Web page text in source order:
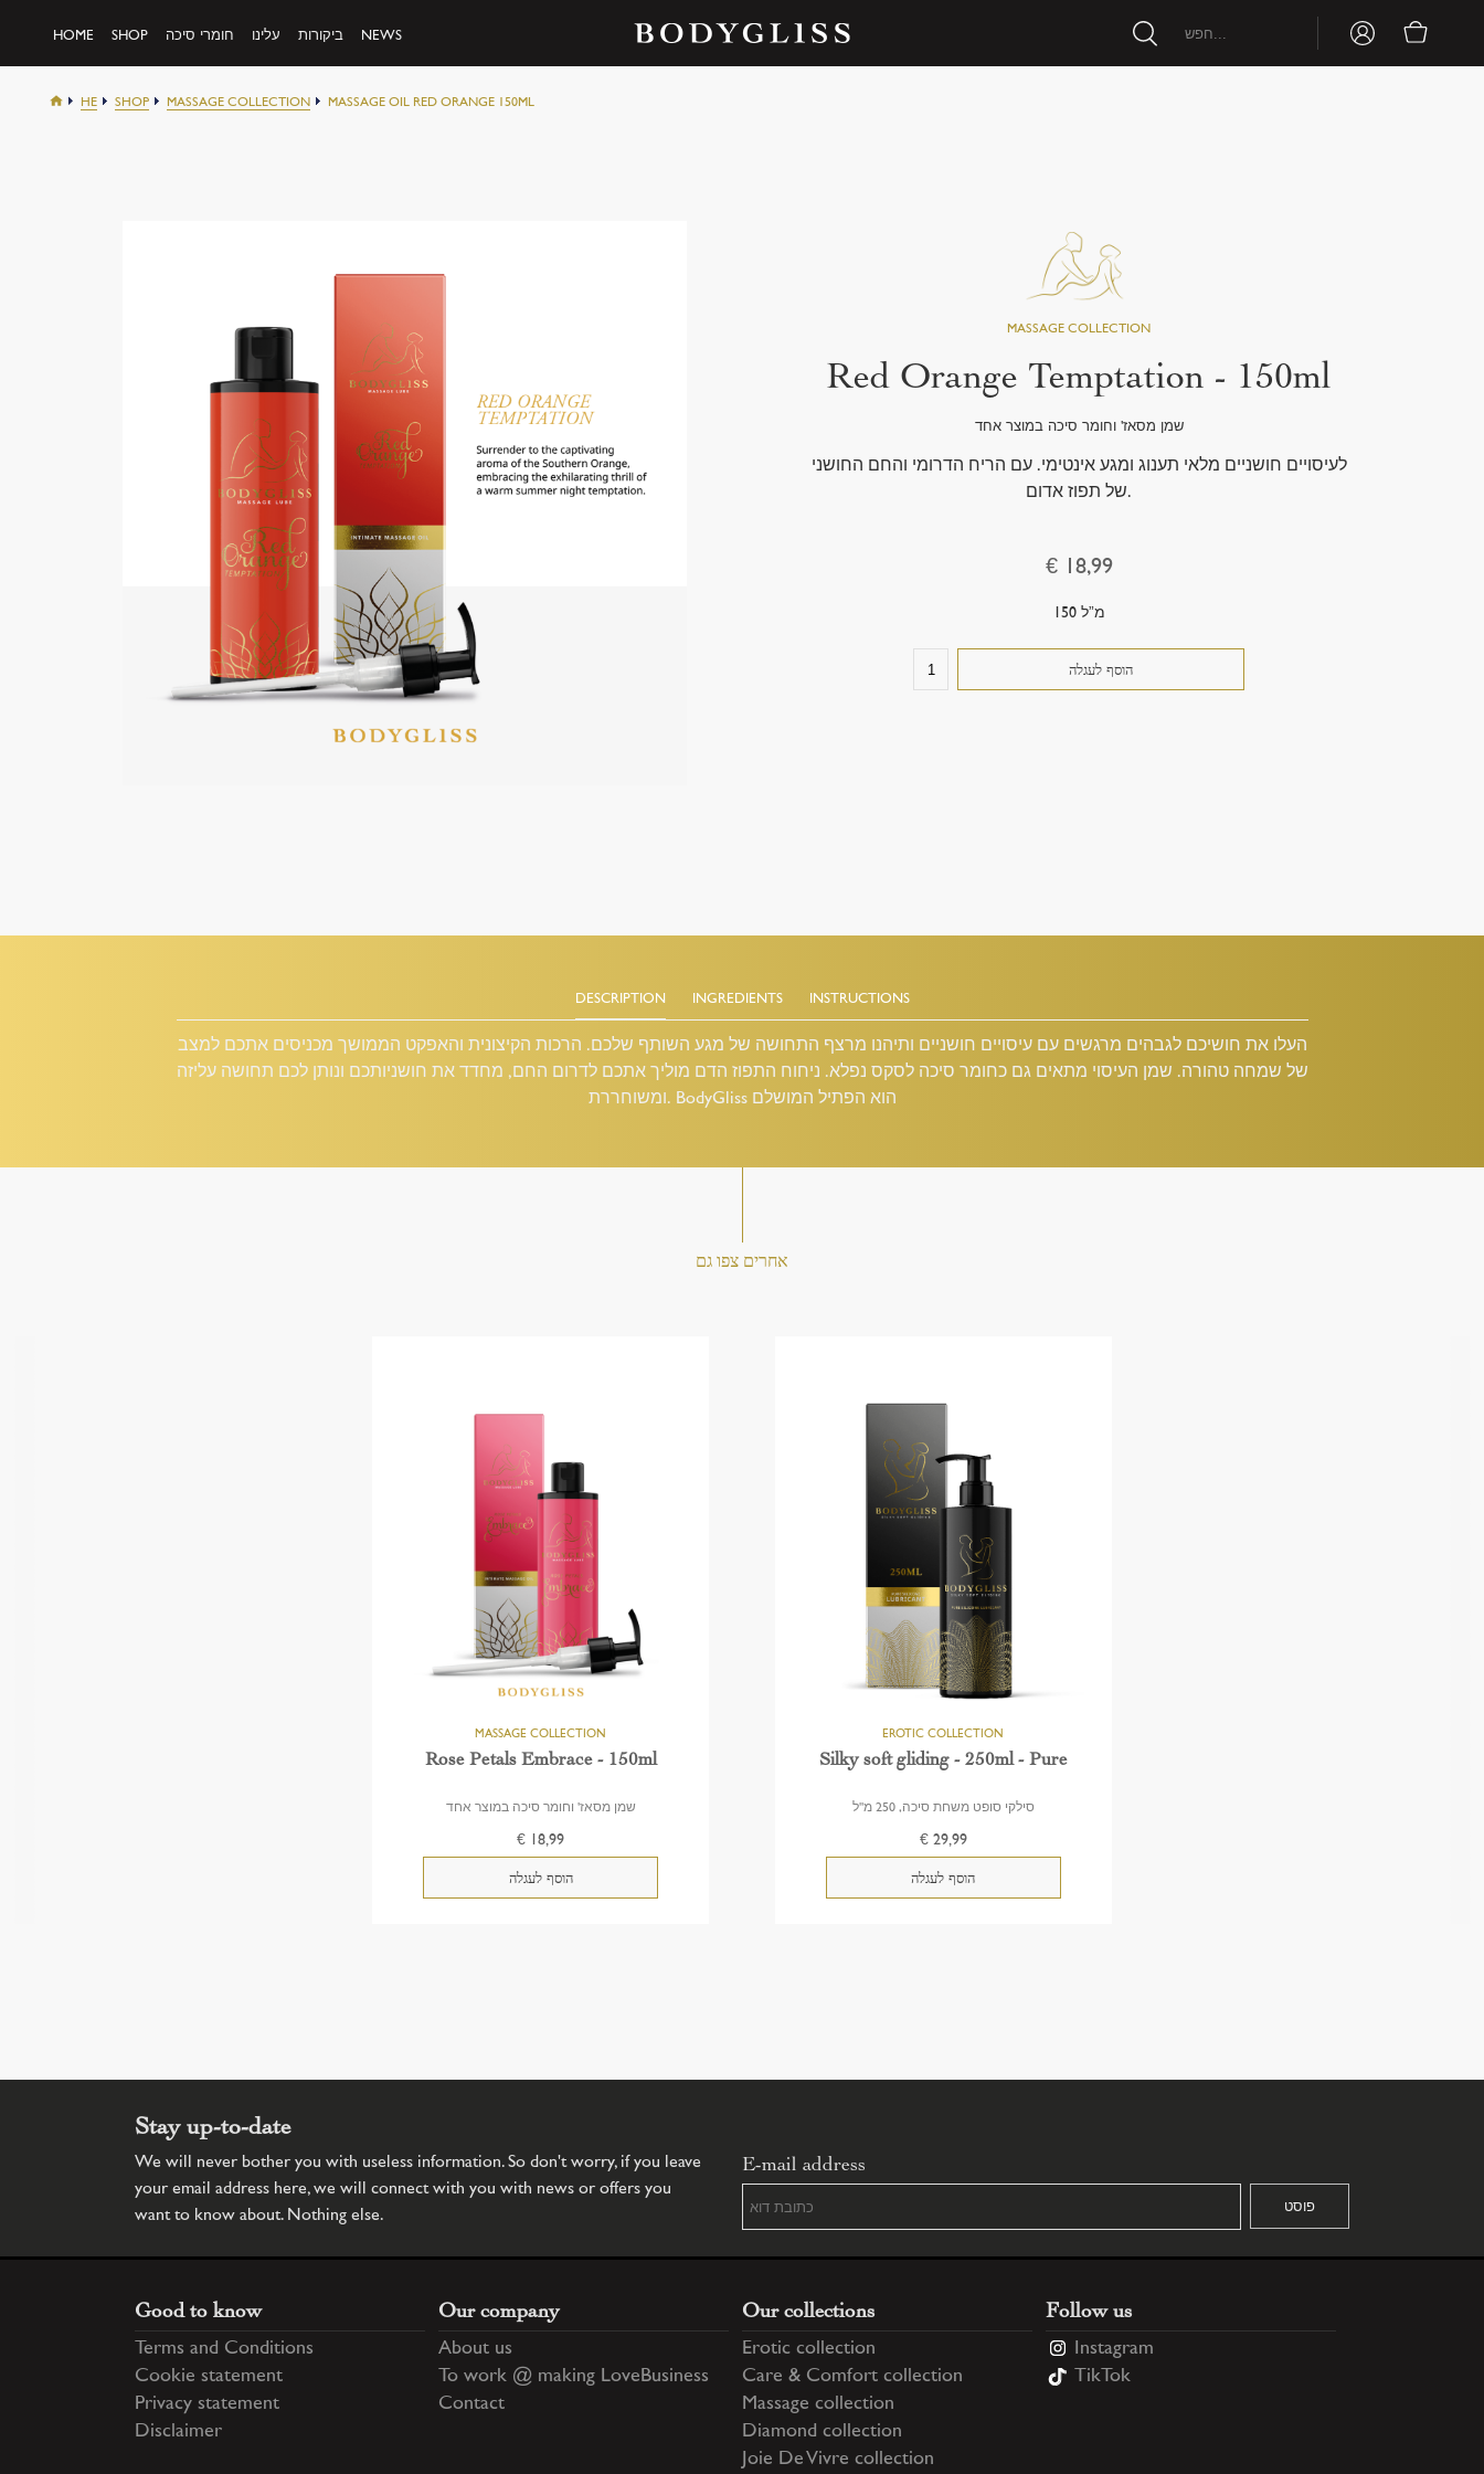
HOME SHOP חומרי סיכה עלינו ביקורות NEWS
HE SHOP MASSAGE COLLECTION MASSAGE OIL RED ORANGE 150ML
Red Orange Temptation - 150ml
שמן מסאז' וחומר סיכה במוצר אחד
לעיסויים חושניים מלאי תענוג ומגע אינטימי. עם הריח הדרומי והחם החושני
של תפוז אדום.
€ 18,99
150 מ”ל
DESCRIPTION INGREDIENTS INSTRUCTIONS
העלו את חושיכם לגבהים מרגשים עם עיסויים חושניים ותיהנו מרצף התחושה של מגע השותף שלכם. הרכות הקיצונית והאפקט הממושך מכניסים אתכם למצב
של שמחה טהורה. שמן העיסוי מתאים גם כחומר סיכה לסקס נפלא. ניחוח התפוז הדם מוליך אתכם לדרום החם, מחדד את חושניותכם ונותן לכם תחושה עליזה
ומשוחררת. BodyGliss הוא הפתיל המושלם
אחרים צפו גם
Rose Petals Embrace - 150ml
שמן מסאז' וחומר סיכה במוצר אחד
€ 18,99
Silky soft gliding - 250ml - Pure
סילקי סופט משחת סיכה, 250 מ"ל
€ 29,99
Stay up-to-date
We will never bother you with useless information. So don't worry, if you leave
your email address here, we will connect with you with news or offers you
want to know about. Nothing else.
E-mail address
Good to know
Terms and Conditions
Cookie statement
Privacy statement
Disclaimer
Our company
About us
To work @ making LoveBusiness
Contact
Our collections
Erotic collection
Care & Comfort collection
Massage collection
Diamond collection
Joie De Vivre collection
Follow us
Instagram
TikTok